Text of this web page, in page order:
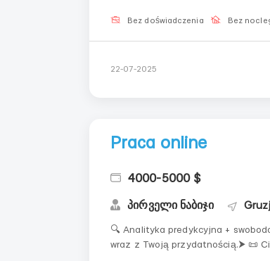
Bez doświadczenia Bez
22-07-2025
Praca online
4000-5000 $
პირველი ნაბიჯი
🔍 Analityka predykcyjna +
wraz z Twoją przydatnością.⮞ 📜